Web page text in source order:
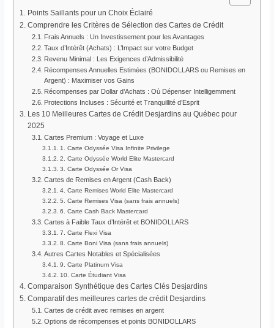
Points Saillants pour un Choix Éclairé
Comprendre les Critères de Sélection des Cartes de Crédit
Frais Annuels : Un Investissement pour les Avantages
Taux d’Intérêt (Achats) : L’Impact sur votre Budget
Revenu Minimal : Les Exigences d’Admissibilité
Récompenses Annuelles Estimées (BONIDOLLARS ou Remises en
Argent) : Maximiser vos Gains
Récompenses par Dollar d’Achats : Où Dépenser Intelligemment
Protections Incluses : Sécurité et Tranquillité d’Esprit
Les 10 Meilleures Cartes de Crédit Desjardins au Québec pour
2025
Cartes Premium : Voyage et Luxe
1. Carte Odyssée Visa Infinite Privilege
2. Carte Odyssée World Elite Mastercard
3. Carte Odyssée Or Visa
Cartes de Remises en Argent (Cash Back)
4. Carte Remises World Elite Mastercard
5. Carte Remises Visa (sans frais annuels)
6. Carte Cash Back Mastercard
Cartes à Faible Taux d’Intérêt et BONIDOLLARS
7. Carte Flexi Visa
8. Carte Boni Visa (sans frais annuels)
Autres Cartes Notables et Spécialisées
9. Carte Platinum Visa
10. Carte Étudiant Visa
Comparaison Synthétique des Cartes Clés Desjardins
Comparatif des meilleures cartes de crédit Desjardins
Cartes de crédit avec remises en argent
Options de récompenses et points BONIDOLLARS